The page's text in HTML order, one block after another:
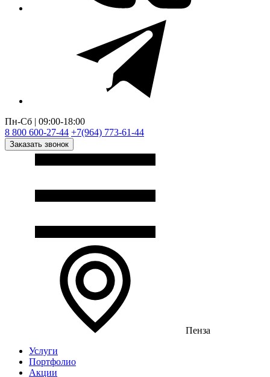
Пн-Сб | 09:00-18:00
8 800 600-27-44 +7(964) 773-61-44
Заказать звонок
Пенза
Услуги
Портфолио
Акции